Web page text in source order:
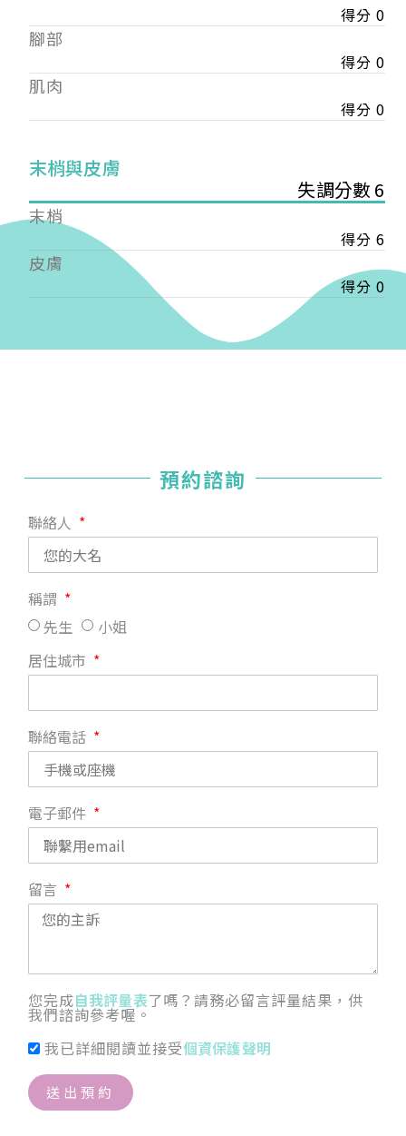
得分 0
腳部
得分 0
肌肉
得分 0
末梢與皮膚
失調分數 6
末梢
得分 6
皮膚
得分 0
預約諮詢
聯絡人
稱謂
先生
小姐
居住城市
聯絡電話
電子郵件
留言
您完成自我評量表了嗎？請務必留言評量結果，供
我們諮詢參考喔。
我已詳細閱讀並接受個資保護聲明
送出預約
【會費】
入會費新臺幣1200元，於會員入會時繳納；常年會
費1200元，於每年度繳納。
入會費新臺幣3000元，於會員入會時繳納；常年會
費3000元，於每年度繳納。
戶名: 社團法人台灣自律神經健康培訓暨發展協會
帳號: 003-03-501566-2
銀行: (013) 國泰世華 南京東路分行